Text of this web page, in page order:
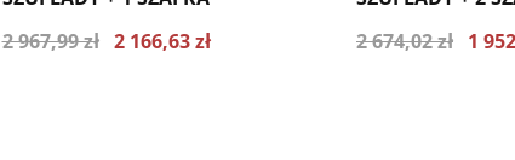
2 967,99 zł 2 166,63 zł
2 674,02 zł 1